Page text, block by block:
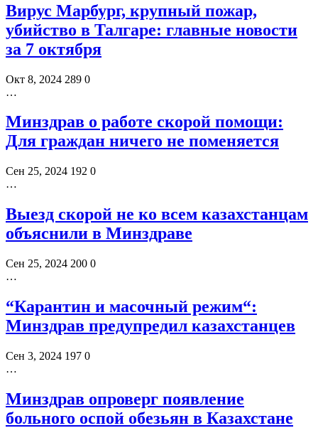
Вирус Марбург, крупный пожар,
убийство в Талгаре: главные новости
за 7 октября
Окт 8, 2024 289 0
…
Минздрав о работе скорой помощи:
Для граждан ничего не поменяется
Сен 25, 2024 192 0
…
Выезд скорой не ко всем казахстанцам
объяснили в Минздраве
Сен 25, 2024 200 0
…
“Карантин и масочный режим“:
Минздрав предупредил казахстанцев
Сен 3, 2024 197 0
…
Минздрав опроверг появление
больного оспой обезьян в Казахстане